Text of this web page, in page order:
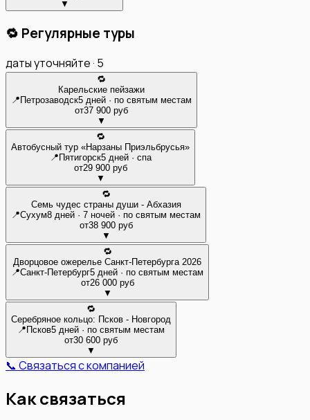
▼
🔁 Регулярные туры
даты уточняйте · 5
🔁
Карельские пейзажи
📍 Петрозаводск5 дней · по святым местам
от37 900 руб
▼
🔁
Автобусный тур «Нарзаны Приэльбрусья»
📍 Пятигорск5 дней · спа
от29 900 руб
▼
🔁
Семь чудес страны души - Абхазия
📍Сухум8 дней · 7 ночей · по святым местам
от38 900 руб
▼
🔁
Дворцовое ожерелье Санкт-Петербурга 2026
📍Санкт-Петербург5 дней · по святым местам
от26 000 руб
▼
🔁
Серебряное кольцо: Псков - Новгород
📍 Псков5 дней · по святым местам
от30 600 руб
▼
📞 Связаться с компанией
Как связаться